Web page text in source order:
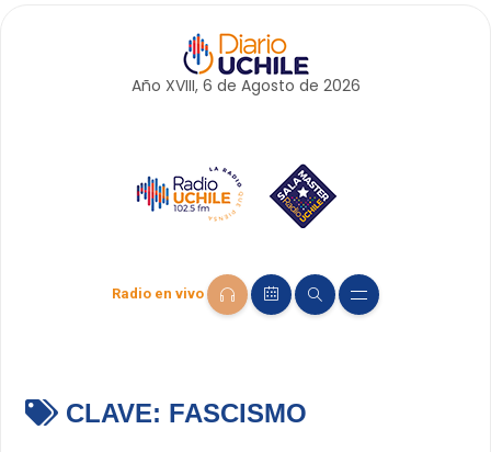
Año XVIII, 6 de Agosto de 2026
Radio en vivo
CLAVE: FASCISMO